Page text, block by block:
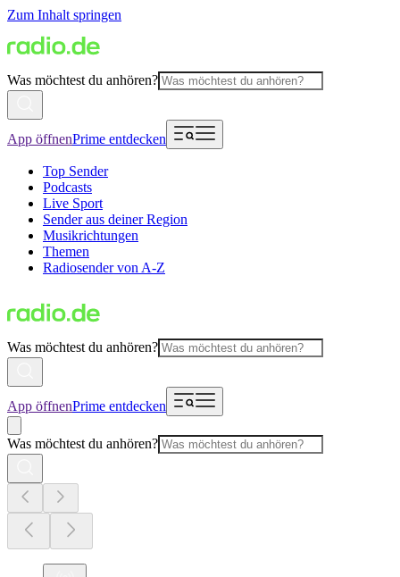
Zum Inhalt springen
Was möchtest du anhören?
App öffnenPrime entdecken
Top Sender
Podcasts
Live Sport
Sender aus deiner Region
Musikrichtungen
Themen
Radiosender von A-Z
Was möchtest du anhören?
App öffnenPrime entdecken
Was möchtest du anhören?